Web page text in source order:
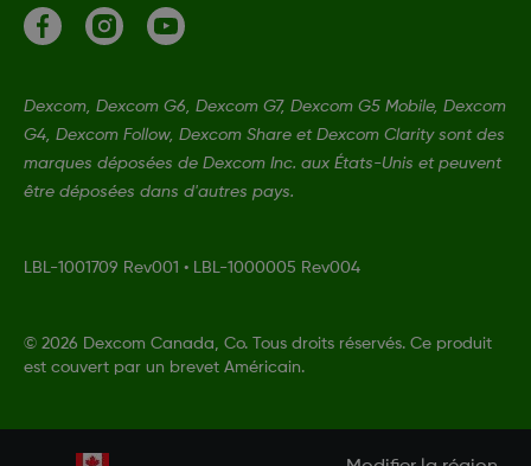
Dexcom, Dexcom G6, Dexcom G7, Dexcom G5 Mobile, Dexcom
G4, Dexcom Follow, Dexcom Share et Dexcom Clarity sont des
marques déposées de Dexcom Inc. aux États-Unis et peuvent
être déposées dans d'autres pays.
LBL-1001709 Rev001 • LBL-1000005 Rev004
© 2026 Dexcom Canada, Co. Tous droits réservés. Ce produit
est couvert par un brevet Américain.